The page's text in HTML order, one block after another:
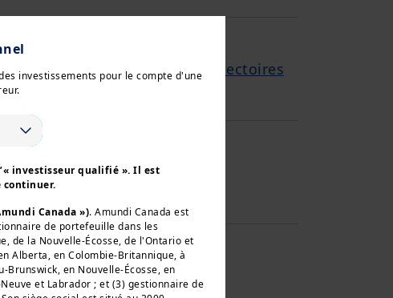
tenu des différences de trajectoires
entre Trump et Biden en
à la mi-avril.
investissements pour le compte d'une
investisseur qualifié ». Il est
continuer.
Canada »). Amundi Canada est
de portefeuille dans les
de la Nouvelle-Écosse, de l'Ontario et
Alberta, en Colombie-Britannique, à
Brunswick, en Nouvelle-Écosse, en
et Labrador ; et (3) gestionnaire de